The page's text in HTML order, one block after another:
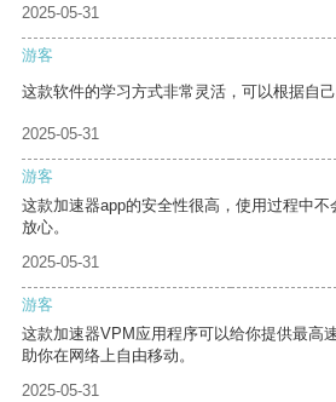
2025-05-31
游客
这款软件的学习方式非常灵活，可以根据自
2025-05-31
游客
这款加速器app的安全性很高，使用过程中
放心。
2025-05-31
游客
这款加速器VPM应用程序可以给你提供最高
助你在网络上自由移动。
2025-05-31